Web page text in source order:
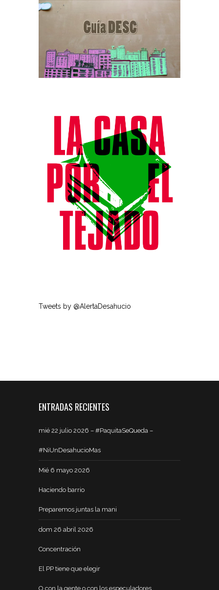
Tweets by @AlertaDesahucio
ENTRADAS RECIENTES
mié 22 julio 2026 – #PaquitaSeQueda –
#NiUnDesahucioMas
Mié 6 mayo 2026
Haciendo barrio
Preparemos juntas la mani
dom 26 abril 2026
Concentración
El PP tiene que elegir
O con la gente o con los especuladores